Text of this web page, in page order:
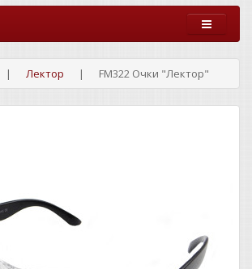
Лектор FM322 Очки "Лектор"